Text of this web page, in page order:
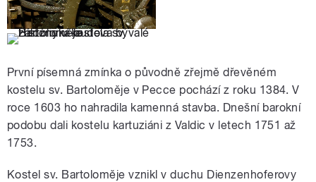
První písemná zmínka o původně zřejmě dřevěném
kostelu sv. Bartoloměje v Pecce pochází z roku 1384. V
roce 1603 ho nahradila kamenná stavba. Dnešní barokní
podobu dali kostelu kartuziáni z Valdic v letech 1751 až
1753.
Kostel sv. Bartoloměje vznikl v duchu Dienzenhoferovy